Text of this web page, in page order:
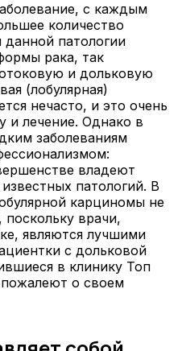
с каждым
количество
патологии
рака, так
и дольковую
(лобулярная)
нечасто, и это очень
и лечение. Однако в
заболеваниям
владеют
патологий. В
карциномы не
поскольку врачи,
являются лучшими
с дольковой
в клинику Топ
о своем